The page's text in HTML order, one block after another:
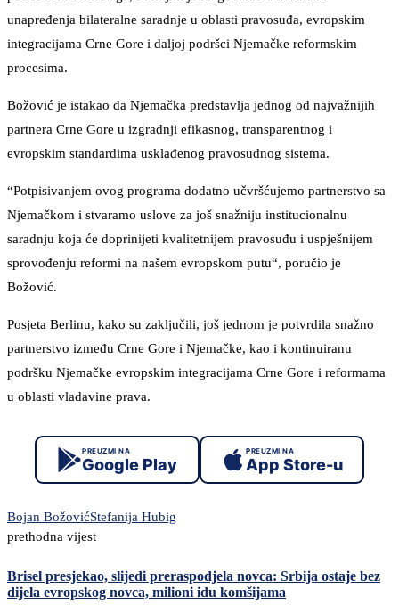
unapređenja bilateralne saradnje u oblasti pravosuđa, evropskim
integracijama Crne Gore i daljoj podršci Njemačke reformskim
procesima.
Božović je istakao da Njemačka predstavlja jednog od najvažnijih
partnera Crne Gore u izgradnji efikasnog, transparentnog i
evropskim standardima usklađenog pravosudnog sistema.
“Potpisivanjem ovog programa dodatno učvršćujemo partnerstvo sa
Njemačkom i stvaramo uslove za još snažniju institucionalnu
saradnju koja će doprinijeti kvalitetnijem pravosuđu i uspješnijem
sprovođenju reformi na našem evropskom putu“, poručio je
Božović.
Posjeta Berlinu, kako su zaključili, još jednom je potvrdila snažno
partnerstvo između Crne Gore i Njemačke, kao i kontinuiranu
podršku Njemačke evropskim integracijama Crne Gore i reformama
u oblasti vladavine prava.
PREUZMI NA
Google Play
PREUZMI NA
App Store-u
Bojan BožovićStefanija Hubig
prethodna vijest
Brisel presjekao, slijedi preraspodjela novca: Srbija ostaje bez
dijela evropskog novca, milioni idu komšijama